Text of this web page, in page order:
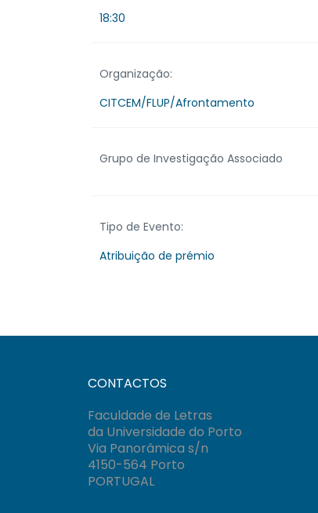
18:30
Organização:
CITCEM/FLUP/Afrontamento
Grupo de Investigação Associado
Tipo de Evento:
Atribuição de prémio
CONTACTOS
Faculdade de Letras
da Universidade do Porto
Via Panorâmica s/n
4150-564 Porto
PORTUGAL